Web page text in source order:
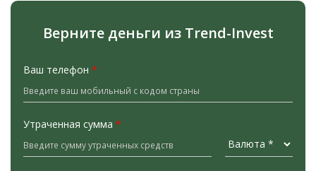
Верните деньги из Trend-Invest
Ваш телефон *
Утраченная сумма *